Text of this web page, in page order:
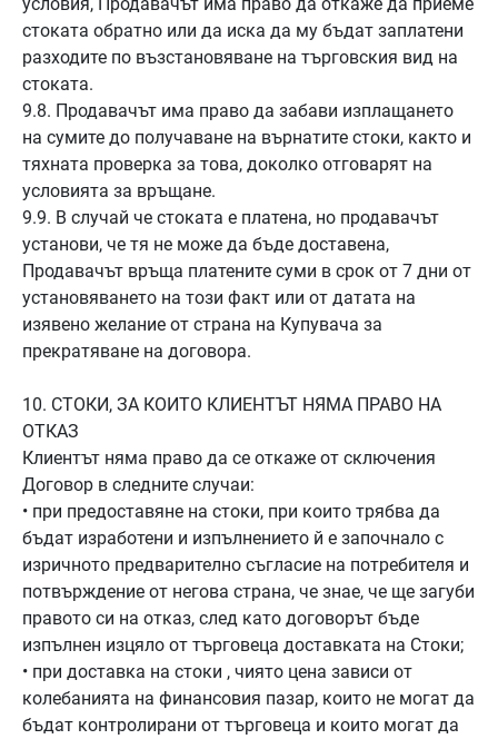
стоката обратно или да иска да му бъдат заплатени
разходите по възстановяване на търговския вид на
стоката.
9.8. Продавачът има право да забави изплащането
на сумите до получаване на върнатите стоки, както и
тяхната проверка за това, доколко отговарят на
условията за връщане.
9.9. В случай че стоката е платена, но продавачът
установи, че тя не може да бъде доставена,
Продавачът връща платените суми в срок от 7 дни от
установяването на този факт или от датата на
изявено желание от страна на Купувача за
прекратяване на договора.
10. СТОКИ, ЗА КОИТО КЛИЕНТЪТ НЯМА ПРАВО НА
ОТКАЗ
Клиентът няма право да се откаже от сключения
Договор в следните случаи:
• при предоставяне на стоки, при които трябва да
бъдат изработени и изпълнението й е започнало с
изричното предварително съгласие на потребителя и
потвърждение от негова страна, че знае, че ще загуби
правото си на отказ, след като договорът бъде
изпълнен изцяло от търговеца доставката на Стоки;
• при доставка на стоки , чиято цена зависи от
колебанията на финансовия пазар, които не могат да
бъдат контролирани от търговеца и които могат да